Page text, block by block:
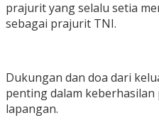
prajurit yang selalu setia
sebagai prajurit TNI.
Dukungan dan doa dari
penting dalam keberhasilan
lapangan.